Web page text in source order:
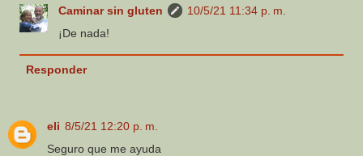
Caminar sin gluten
10/5/21 11:34 p. m.
¡De nada!
Responder
eli 8/5/21 12:20 p. m.
Seguro que me ayuda